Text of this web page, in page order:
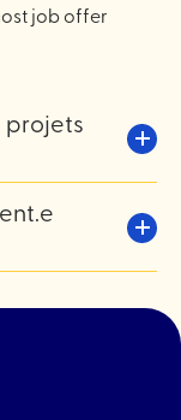
job offer
projets
notre approche.
qui créent un